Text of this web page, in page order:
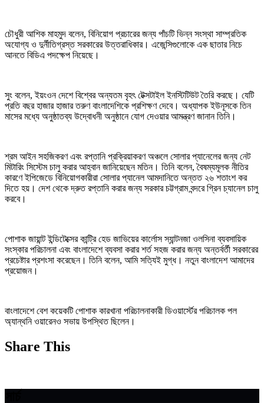
চৌধুরী আশিক মাহমুদ বলেন, বিনিয়োগ প্রচারের জন্য পাঁচটি ভিন্ন সংস্থা সাম্প্রতিক
অযোগ্য ও দুর্নীতিগ্রস্ত সরকারের উত্তরাধিকার। এজেন্সিগুলোকে এক ছাতার নিচে
আনতে বিডিএ পদক্ষেপ নিয়েছে।
সুং বলেন, ইয়ংওন দেশে বিশ্বের অন্যতম বৃহৎ টেক্সটাইল ইনস্টিটিউট তৈরি করছে। যেটি
প্রতি বছর হাজার হাজার তরুণ বাংলাদেশিকে প্রশিক্ষণ দেবে। অধ্যাপক ইউনূসকে তিন
মাসের মধ্যে অনুষ্ঠাতব্য উদ্বোধনী অনুষ্ঠানে যোগ দেওয়ার আমন্ত্রণ জানান তিনি।
শ্রম আইন সহজিকরণ এবং রপ্তানি প্রক্রিয়াকরণ অঞ্চলে সোলার প্যানেলের জন্য নেট
মিটারিং সিস্টেম চালু করার আহ্বান জানিয়েছেন মতিন। তিনি বলেন, বৈষম্যমূলক নীতির
কারণে ইপিজেডে বিনিয়োগকারীরা সোলার প্যানেল আমদানিতে অন্তত ২৬ শতাংশ কর
দিতে হয়। দেশ থেকে দ্রুত রপ্তানি করার জন্য সরকার চট্টগ্রাম বন্দরে গ্রিন চ্যানেল চালু
করবে।
পোশাক জায়ান্ট ইন্ডিটেক্সের কান্ট্রি হেড জাভিয়ের কার্লোস স্যান্টনজা ওলসিনা ব্যবসায়িক
সংস্কার পরিচালনা এবং বাংলাদেশে ব্যবসা করার শর্ত সহজ করার জন্য অন্তর্বর্তী সরকারের
প্রচেষ্টার প্রশংসা করেছেন। তিনি বলেন, আমি সত্যিই মুগ্ধ। নতুন বাংলাদেশ আমাদের
প্রয়োজন।
বাংলাদেশে বেশ কয়েকটি পোশাক কারখানা পরিচালনাকারী ডিওয়ার্স্টের পরিচালক পল
অ্যান্থনি ওয়ারেনও সভায় উপস্থিত ছিলেন।
Share This